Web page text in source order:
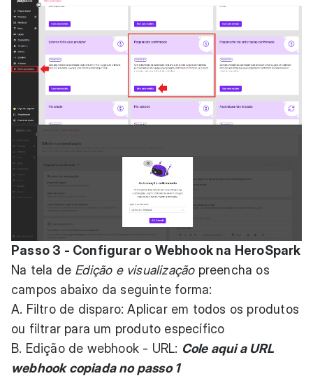
Passo 3 - Configurar o Webhook na HeroSpark
Na tela de Edição e visualizaçãopreencha os
campos abaixo da seguinte forma:
A. Filtro de disparo: Aplicar em todos os produtos
ou filtrar para um produto específico
B. Edição de webhook - URL: Cole aqui a URL
webhook copiada no passo 1